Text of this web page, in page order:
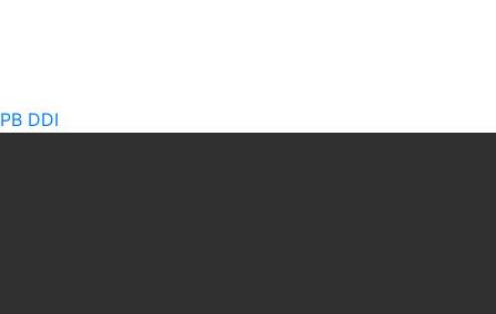
PB DDI